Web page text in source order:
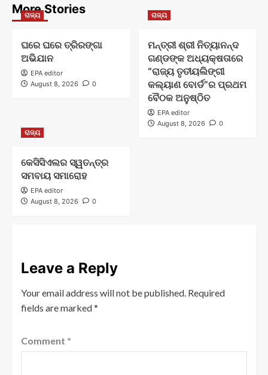
More Stories
ରାଜ୍ୟ
ଘରେ ଘରେ ତ୍ରିରଙ୍ଗା
ଅଭିଯାନ
EPA editor
August 8, 2026
0
ରାଜ୍ୟ
ମନ୍ତ୍ରୀ ଶ୍ରୀ ନିତ୍ୟାନନ୍ଦ
ଗଣ୍ଡଙ୍କ ଅଧ୍ୟକ୍ଷତାରେ
“ରାଜ୍ୟ ତୃତୀୟଲିଙ୍ଗୀ
କଲ୍ୟାଣ ବୋର୍ଡ”ର ପ୍ରଥମ
ବୈଠକ ଅନୁଷ୍ଠିତ
EPA editor
August 8, 2026
0
ରାଜ୍ୟ
କେସିସିଏଲର ସ୍ୱତନ୍ତ୍ର
ସମବାୟ ସମାରୋହ
EPA editor
August 8, 2026
0
Leave a Reply
Your email address will not be published. Required
fields are marked*
Comment *